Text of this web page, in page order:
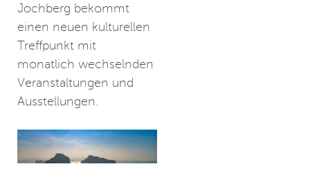
Jochberg bekommt
einen neuen kulturellen
Treffpunkt mit
monatlich wechselnden
Veranstaltungen und
Ausstellungen.